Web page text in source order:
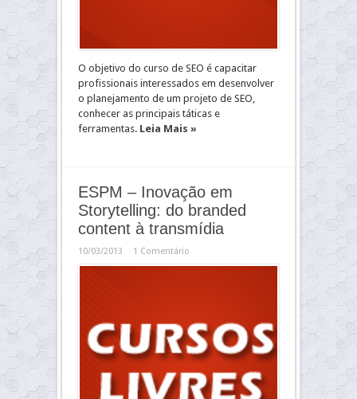
O objetivo do curso de SEO é capacitar
profissionais interessados em desenvolver
o planejamento de um projeto de SEO,
conhecer as principais táticas e
ferramentas. Leia Mais »
ESPM – Inovação em
Storytelling: do branded
content à transmídia
10/03/2013 1 Comentário